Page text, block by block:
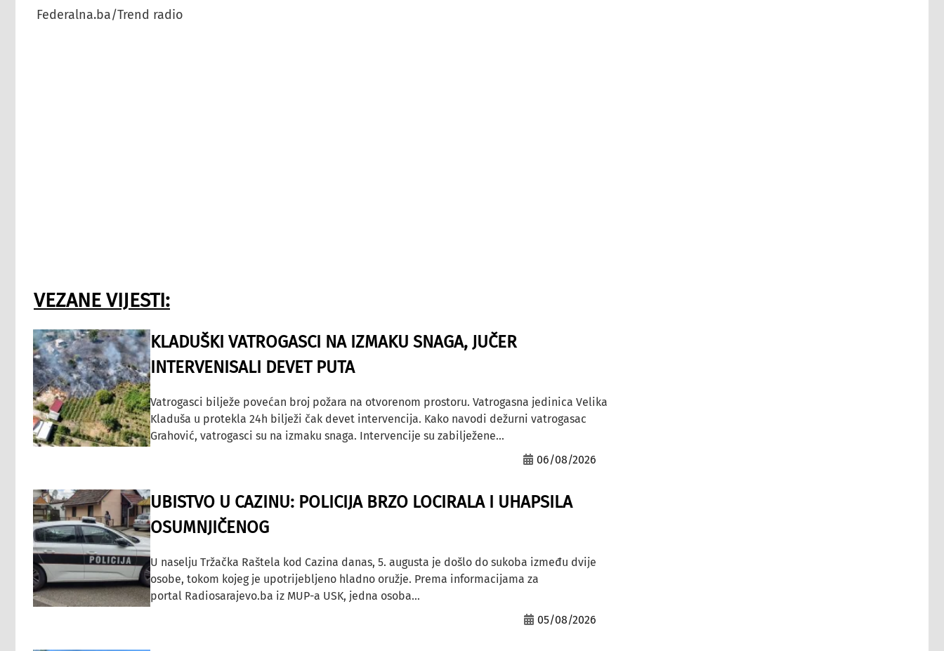
Federalna.ba/Trend radio
VEZANE VIJESTI:
KLADUŠKI VATROGASCI NA IZMAKU SNAGA, JUČER
INTERVENISALI DEVET PUTA
Vatrogasci bilježe povećan broj požara na otvorenom prostoru. Vatrogasna jedinica Velika
Kladuša u protekla 24h bilježi čak devet intervencija. Kako navodi dežurni vatrogasac
Grahović, vatrogasci su na izmaku snaga. Intervencije su zabilježene...
06/08/2026
UBISTVO U CAZINU: POLICIJA BRZO LOCIRALA I UHAPSILA
OSUMNJIČENOG
U naselju Tržačka Raštela kod Cazina danas, 5. augusta je došlo do sukoba između dvije
osobe, tokom kojeg je upotrijebljeno hladno oružje. Prema informacijama za
portal Radiosarajevo.ba iz MUP-a USK, jedna osoba...
05/08/2026